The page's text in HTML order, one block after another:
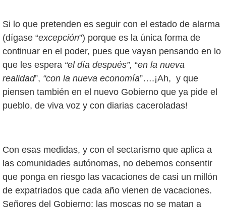
Si lo que pretenden es seguir con el estado de alarma
(dígase “excepción”) porque es la única forma de
continuar en el poder, pues que vayan pensando en lo
que les espera “el día después”, “en la nueva
realidad”, “con la nueva economía”….¡Ah, y que
piensen también en el nuevo Gobierno que ya pide el
pueblo, de viva voz y con diarias caceroladas!
Con esas medidas, y con el sectarismo que aplica a
las comunidades autónomas, no debemos consentir
que ponga en riesgo las vacaciones de casi un millón
de expatriados que cada año vienen de vacaciones.
Señores del Gobierno: las moscas no se matan a